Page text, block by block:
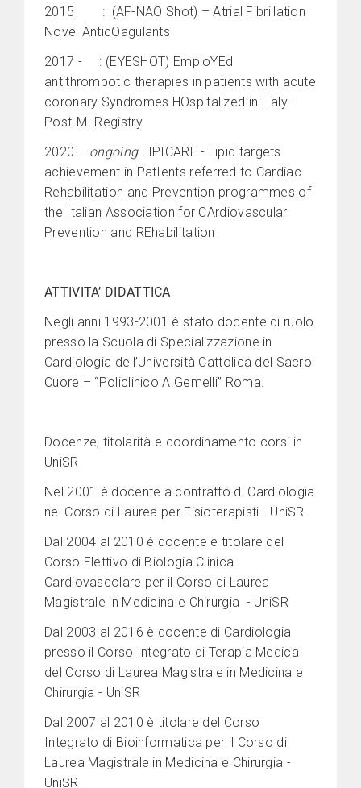
2015 : (AF-NAO Shot) – Atrial Fibrillation
Novel AnticOagulants
2017 - : (EYESHOT) EmploYEd
antithrombotic therapies in patients with acute
coronary Syndromes HOspitalized in iTaly -
Post-MI Registry
2020 – ongoing LIPICARE - Lipid targets
achievement in PatIents referred to Cardiac
Rehabilitation and Prevention programmes of
the Italian Association for CArdiovascular
Prevention and REhabilitation
ATTIVITA’ DIDATTICA
Negli anni 1993-2001 è stato docente di ruolo
presso la Scuola di Specializzazione in
Cardiologia dell’Università Cattolica del Sacro
Cuore – “Policlinico A.Gemelli” Roma.
Docenze, titolarità e coordinamento corsi in
UniSR
Nel 2001 è docente a contratto di Cardiologia
nel Corso di Laurea per Fisioterapisti - UniSR.
Dal 2004 al 2010 è docente e titolare del
Corso Elettivo di Biologia Clinica
Cardiovascolare per il Corso di Laurea
Magistrale in Medicina e Chirurgia - UniSR
Dal 2003 al 2016 è docente di Cardiologia
presso il Corso Integrato di Terapia Medica
del Corso di Laurea Magistrale in Medicina e
Chirurgia - UniSR
Dal 2007 al 2010 è titolare del Corso
Integrato di Bioinformatica per il Corso di
Laurea Magistrale in Medicina e Chirurgia -
UniSR